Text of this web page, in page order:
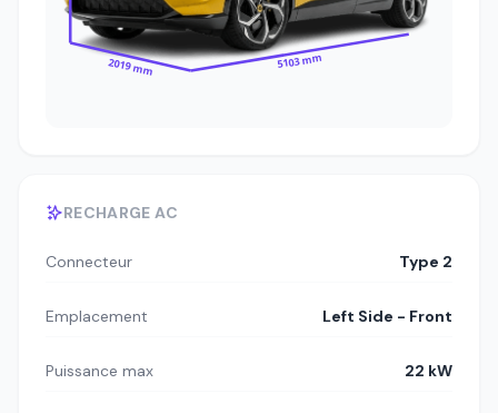
2019 mm 5103 mm
RECHARGE AC
Connecteur Type 2
Emplacement Left Side - Front
Puissance max 22 kW